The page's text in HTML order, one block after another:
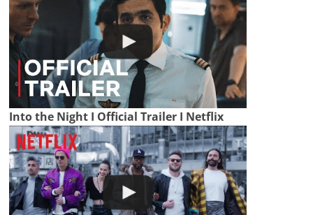
Into the Night I Official Trailer I Netflix